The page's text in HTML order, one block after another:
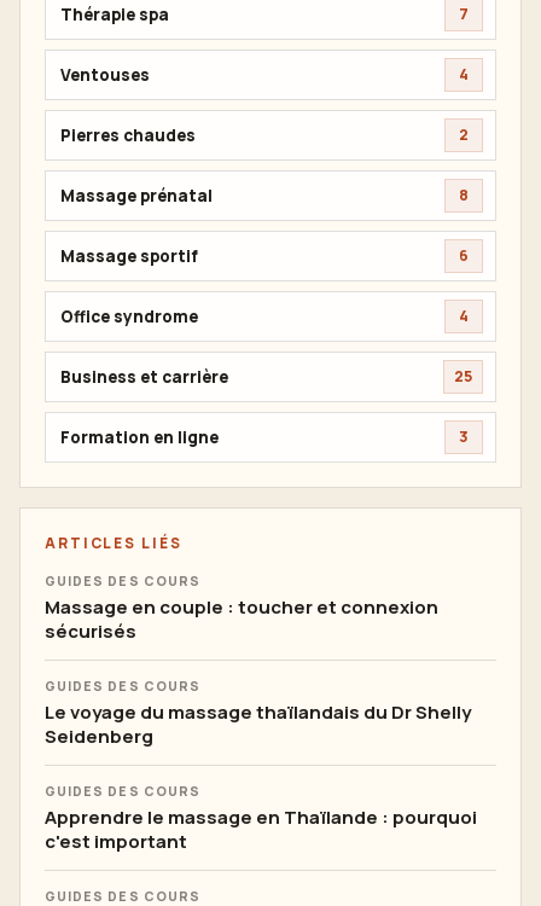
Thérapie spa 7
Ventouses 4
Pierres chaudes 2
Massage prénatal 8
Massage sportif 6
Office syndrome 4
Business et carrière 25
Formation en ligne 3
ARTICLES LIÉS
GUIDES DES COURS
Massage en couple : toucher et connexion
sécurisés
GUIDES DES COURS
Le voyage du massage thaïlandais du Dr Shelly
Seidenberg
GUIDES DES COURS
Apprendre le massage en Thaïlande : pourquoi
c'est important
GUIDES DES COURS